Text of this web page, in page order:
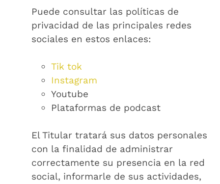
Puede consultar las políticas de
privacidad de las principales redes
sociales en estos enlaces:
Tik tok
Instagram
Youtube
Plataformas de podcast
El Titular tratará sus datos personales
con la finalidad de administrar
correctamente su presencia en la red
social, informarle de sus actividades,